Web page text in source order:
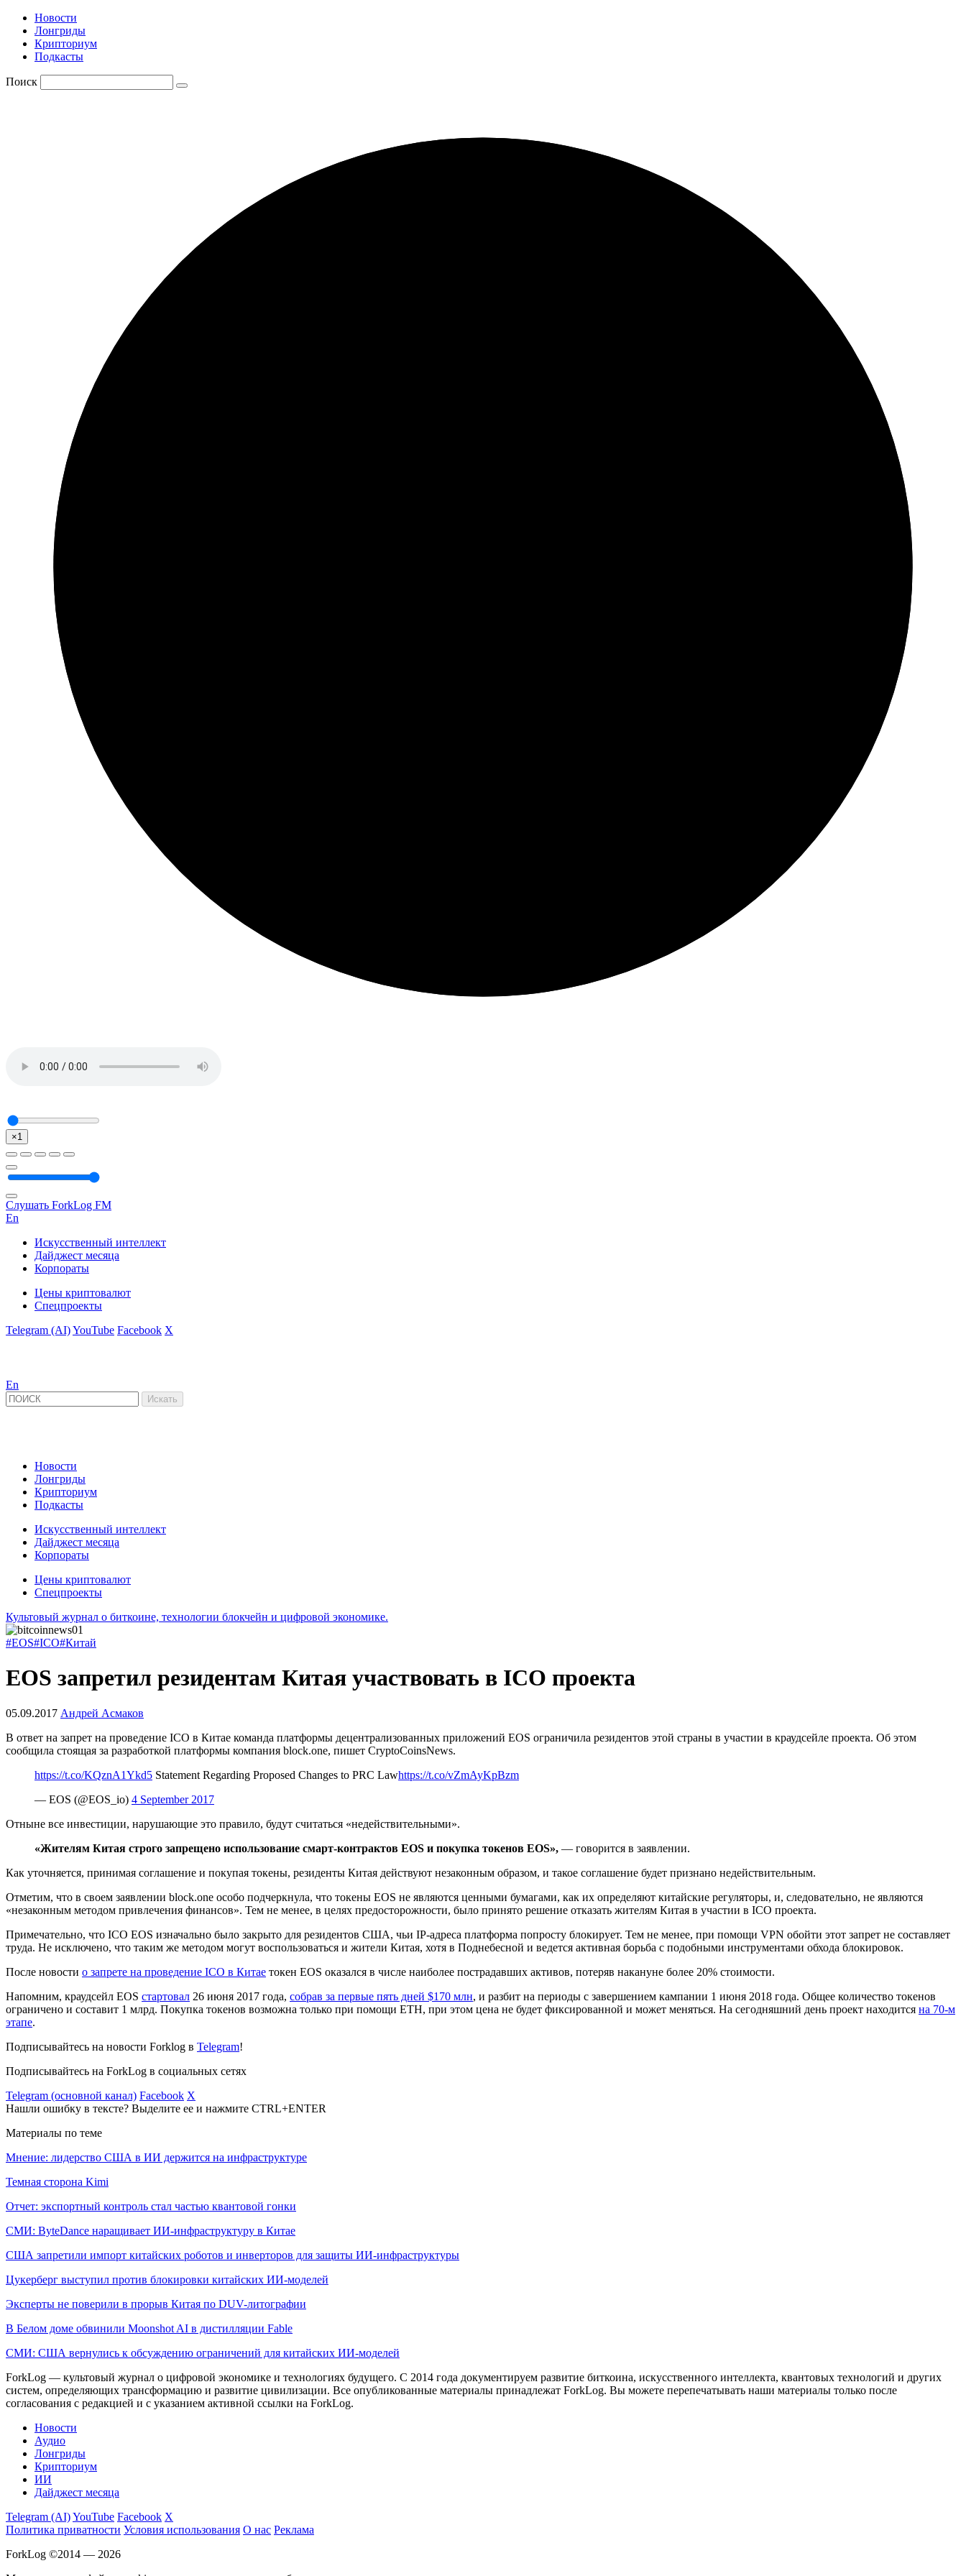
Новости
Лонгриды
Крипториум
Подкасты
Поиск
×1
Слушать ForkLog FM
En
Искусственный интеллект
Дайджест месяца
Корпораты
Цены криптовалют
Спецпроекты
Telegram (AI)YouTube Facebook X
En
Новости
Лонгриды
Крипториум
Подкасты
Искусственный интеллект
Дайджест месяца
Корпораты
Цены криптовалют
Спецпроекты
Культовый журнал о биткоине, технологии блокчейн и цифровой экономике.
#EOS#ICO#Китай
EOS запретил резидентам Китая участвовать в ICO проекта
05.09.2017 Андрей Асмаков
В ответ на запрет на проведение ICO в Китае команда платформы децентрализованных приложений EOS ограничила резидентов этой страны в участии в краудсейле проекта. Об этом
сообщила стоящая за разработкой платформы компания block.one, пишет CryptoCoinsNews.
https://t.co/KQznA1Ykd5 Statement Regarding Proposed Changes to PRC Lawhttps://t.co/vZmAyKpBzm
— EOS (@EOS_io) 4 September 2017
Отныне все инвестиции, нарушающие это правило, будут считаться «недействительными».
«Жителям Китая строго запрещено использование смарт-контрактов EOS и покупка токенов EOS», — говорится в заявлении.
Как уточняется, принимая соглашение и покупая токены, резиденты Китая действуют незаконным образом, и такое соглашение будет признано недействительным.
Отметим, что в своем заявлении block.one особо подчеркнула, что токены EOS не являются ценными бумагами, как их определяют китайские регуляторы, и, следовательно, не являются
«незаконным методом привлечения финансов». Тем не менее, в целях предосторожности, было принято решение отказать жителям Китая в участии в ICO проекта.
Примечательно, что ICO EOS изначально было закрыто для резидентов США, чьи IP-адреса платформа попросту блокирует. Тем не менее, при помощи VPN обойти этот запрет не составляет
труда. Не исключено, что таким же методом могут воспользоваться и жители Китая, хотя в Поднебесной и ведется активная борьба с подобными инструментами обхода блокировок.
После новости о запрете на проведение ICO в Китае токен EOS оказался в числе наиболее пострадавших активов, потеряв накануне более 20% стоимости.
Напомним, краудсейл EOS стартовал 26 июня 2017 года, собрав за первые пять дней $170 млн, и разбит на периоды с завершением кампании 1 июня 2018 года. Общее количество токенов
ограничено и составит 1 млрд. Покупка токенов возможна только при помощи ETH, при этом цена не будет фиксированной и может меняться. На сегодняшний день проект находится на 70-м
этапе.
Подписывайтесь на новости Forklog в Telegram!
Подписывайтесь на ForkLog в социальных сетях
Telegram (основной канал) Facebook X
Нашли ошибку в тексте? Выделите ее и нажмите CTRL+ENTER
Материалы по теме
Мнение: лидерство США в ИИ держится на инфраструктуре
Темная сторона Kimi
Отчет: экспортный контроль стал частью квантовой гонки
СМИ: ByteDance наращивает ИИ-инфраструктуру в Китае
США запретили импорт китайских роботов и инверторов для защиты ИИ-инфраструктуры
Цукерберг выступил против блокировки китайских ИИ-моделей
Эксперты не поверили в прорыв Китая по DUV-литографии
В Белом доме обвинили Moonshot AI в дистилляции Fable
СМИ: США вернулись к обсуждению ограничений для китайских ИИ-моделей
ForkLog — культовый журнал о цифровой экономике и технологиях будущего. С 2014 года документируем развитие биткоина, искусственного интеллекта, квантовых технологий и других
систем, определяющих трансформацию и развитие цивилизации. Все опубликованные материалы принадлежат ForkLog. Вы можете перепечатывать наши материалы только после
согласования с редакцией и с указанием активной ссылки на ForkLog.
Новости
Аудио
Лонгриды
Крипториум
ИИ
Дайджест месяца
Telegram (AI)YouTube Facebook X
Политика приватности Условия использования О нас Реклама
ForkLog ©2014 — 2026